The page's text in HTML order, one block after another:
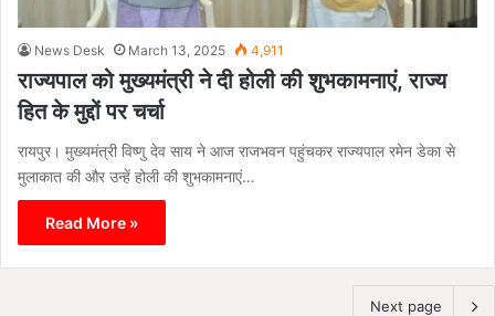
News Desk March 13, 2025 4,911
राज्यपाल को मुख्यमंत्री ने दी होली की शुभकामनाएं, राज्य
हित के मुद्दों पर चर्चा
रायपुर। मुख्यमंत्री विष्णु देव साय ने आज राजभवन पहुंचकर राज्यपाल रमेन डेका से
मुलाकात की और उन्हें होली की शुभकामनाएं…
Read More »
Next page